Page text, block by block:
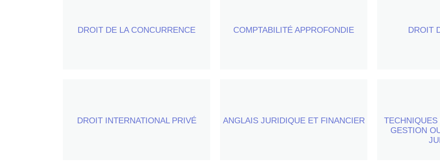
DROIT DE LA CONCURRENCE
30 heures par semestre COMPTABILITÉ APPROFONDIE
20 heures par semestre DROIT
30
DROIT INTERNATIONAL PRIVÉ
30 heures par semestre ANGLAIS JURIDIQUE ET FINANCIER
15 heures de travaux dirigés
TECHNIQUES
GESTION
20